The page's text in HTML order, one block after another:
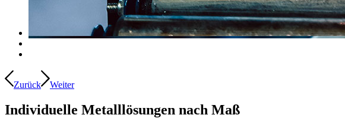
Zurück Weiter
Individuelle Metalllösungen nach Maß